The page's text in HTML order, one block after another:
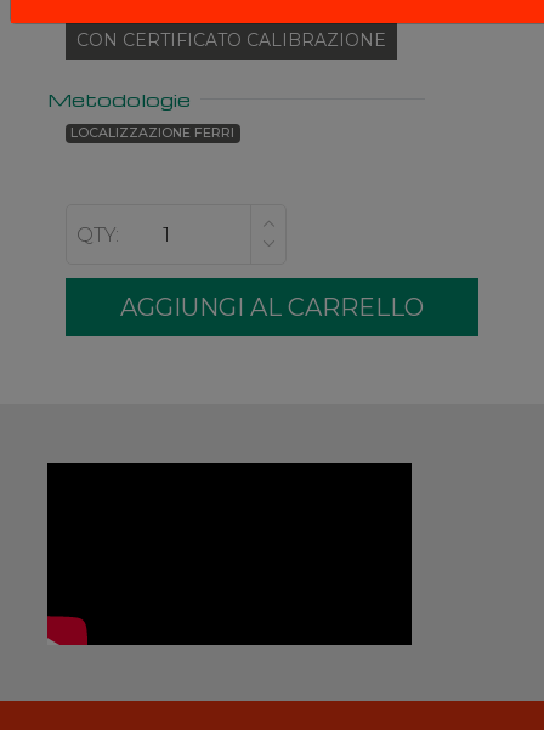
CON CERTIFICATO CALIBRAZIONE
Metodologie
LOCALIZZAZIONE FERRI
QTY: